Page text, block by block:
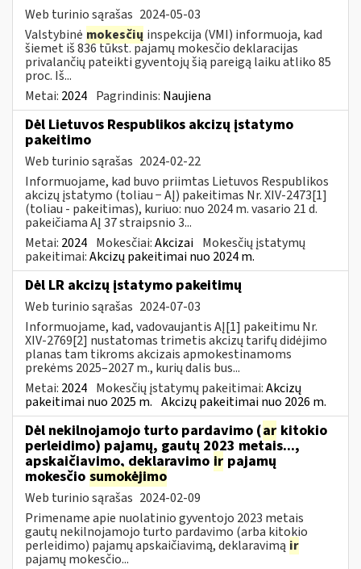
Web turinio sąrašas 2024-05-03
Valstybinė mokesčių inspekcija (VMI) informuoja, kad
šiemet iš 836 tūkst. pajamų mokesčio deklaracijas
privalančių pateikti gyventojų šią pareigą laiku atliko 85
proc. Iš...
Metai: 2024 Pagrindinis: Naujiena
Dėl Lietuvos Respublikos akcizų įstatymo
pakeitimo
Web turinio sąrašas 2024-02-22
Informuojame, kad buvo priimtas Lietuvos Respublikos
akcizų įstatymo (toliau − AĮ) pakeitimas Nr. XIV-2473[1]
(toliau - pakeitimas), kuriuo: nuo 2024 m. vasario 21 d.
pakeičiama AĮ 37 straipsnio 3...
Metai: 2024 Mokesčiai:Akcizai Mokesčių įstatymų
pakeitimai:Akcizų pakeitimai nuo 2024 m.
Dėl LR akcizų įstatymo pakeitimų
Web turinio sąrašas 2024-07-03
Informuojame, kad, vadovaujantis AĮ[1] pakeitimu Nr.
XIV-2769[2] nustatomas trimetis akcizų tarifų didėjimo
planas tam tikroms akcizais apmokestinamoms
prekėms 2025–2027 m., kurių dalis bus...
Metai: 2024 Mokesčių įstatymų pakeitimai:Akcizų
pakeitimai nuo 2025 m. Akcizų pakeitimai nuo 2026 m.
Dėl nekilnojamojo turto pardavimo (ar kitokio
perleidimo) pajamų, gautų 2023 metais...,
apskaičiavimo, deklaravimo ir pajamų
mokesčio sumokėjimo
Web turinio sąrašas 2024-02-09
Primename apie nuolatinio gyventojo 2023 metais
gautų nekilnojamojo turto pardavimo (arba kitokio
perleidimo) pajamų apskaičiavimą, deklaravimą ir
pajamų mokesčio...